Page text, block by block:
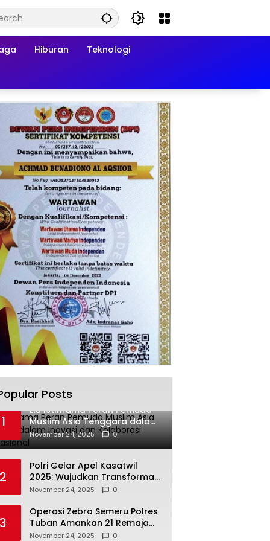
Hiburan Teknologi
Posts
1
Lia Istifhama Peran Pemuda
Muslim Asia Tenggara dalam
Inovasi dan Kolaborasi
Internasional
November 24, 2025 0
2
Polri Gelar Apel Kasatwil
2025: Wujudkan Transformasi
Polri yang Profesional untuk
November 24, 2025 0
3
Operasi Zebra Semeru Polres
Tuban Amankan 21 Remaja
Pelaku Balap Liar
November 24, 2025 0